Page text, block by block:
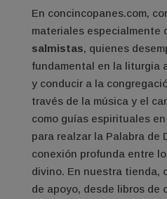
En concincopanes.com,
materiales especialmente
salmistas, quienes
fundamental en la liturgia
y conducir a la
través de la música y el
como guías espirituales
para realzar la Palabra de
conexión profunda entre
divino. En nuestra tienda,
de apoyo, desde libros de